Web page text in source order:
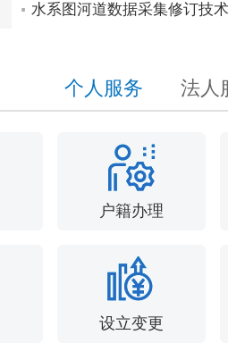
水系图河道数据采集修订技
个人服务 法人
户籍办理
设立变更